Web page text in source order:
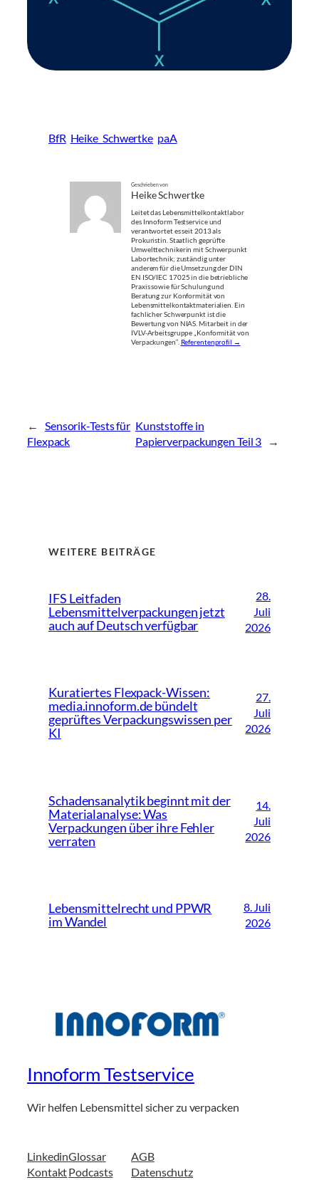
BfR Heike_Schwertke paA
Geschrieben von
Heike Schwertke
Leitet das Lebensmittelkontaktlabor
des Innoform Testservice und
verantwortet es seit 2013 als
Prokuristin. Staatlich geprüfte
Umwelttechnikerin mit Schwerpunkt
Labortechnik; zuständig unter
anderem für die Umsetzung der DIN
EN ISO/IEC 17025 in die betriebliche
Praxis sowie für Schulung und
Beratung zur Konformität von
Lebensmittelkontaktmaterialien. Ein
fachlicher Schwerpunkt ist die
Bewertung von NIAS. Mitarbeit in der
IVLV-Arbeitsgruppe „Konformität von
Verpackungen“. Referentenprofil →
←
Sensorik-Tests für
Flexpack
Kunststoffe in
Papierverpackungen Teil 3
→
WEITERE BEITRÄGE
IFS Leitfaden
Lebensmittelverpackungen jetzt
auch auf Deutsch verfügbar
28.
Juli
2026
Kuratiertes Flexpack-Wissen:
media.innoform.de bündelt
geprüftes Verpackungswissen per
KI
27.
Juli
2026
Schadensanalytik beginnt mit der
Materialanalyse: Was
Verpackungen über ihre Fehler
verraten
14.
Juli
2026
Lebensmittelrecht und PPWR
im Wandel
8. Juli
2026
Innoform Testservice
Wir helfen Lebensmittel sicher zu verpacken
Linkedin
Kontakt
Glossar
Podcasts
AGB
Datenschutz